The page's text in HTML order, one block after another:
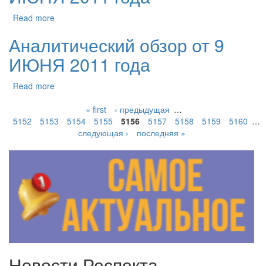
Read more
Аналитический обзор от 9
ИЮНЯ 2011 года
Read more
« first
‹ предыдущая …
5152
5153 5154 5155 5156 5157 5158 5159 5160 …
следующая ›
последняя »